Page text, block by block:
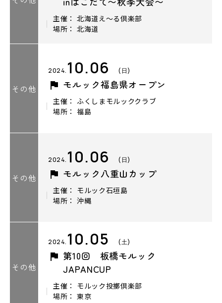
主催： 北海道え～る倶楽部
場所： 北海道
その他
2024. 10.06 (日)
モルック福島県オープン
主催： ふくしまモルッククラブ
場所： 福島
その他
2024. 10.06 (日)
モルック八重山カップ
主催： モルック石垣島
場所： 沖縄
その他
2024. 10.05 (土)
第10回 板橋モルック
JAPANCUP
主催： モルック投擲倶楽部
場所： 東京